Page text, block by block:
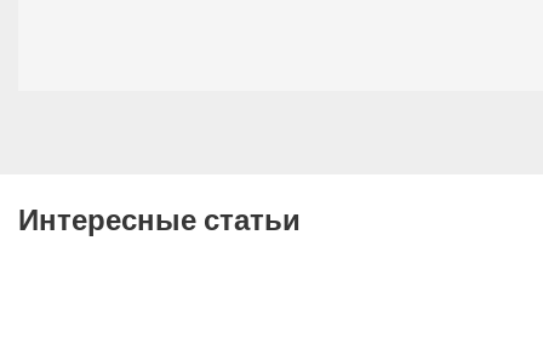
Интересные статьи